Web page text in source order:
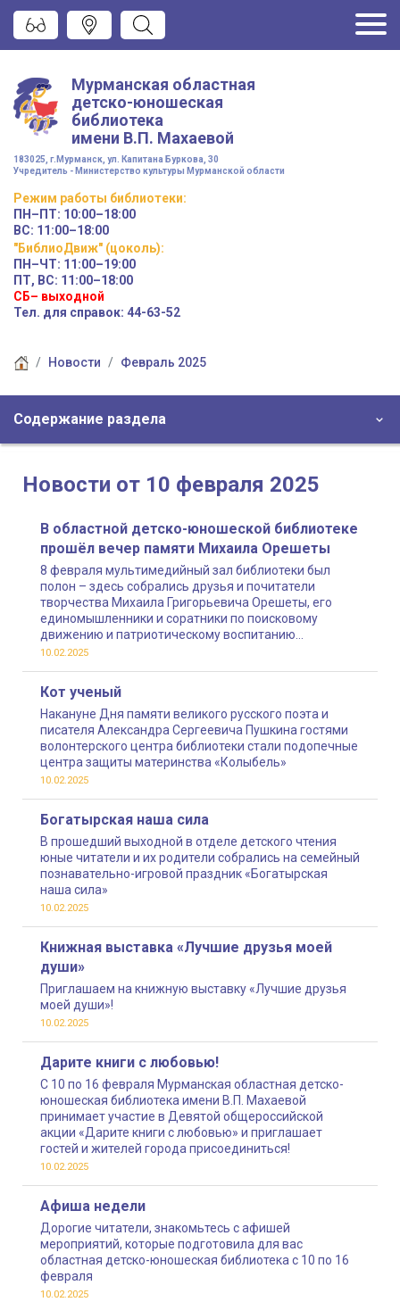
Мурманская областная
детско-юношеская
библиотека
имени В.П. Махаевой
183025, г.Мурманск, ул. Капитана Буркова, 30
Учредитель - Министерство культуры Мурманской области
Режим работы библиотеки:
ПН–ПТ: 10:00–18:00
ВС: 11:00–18:00
"БиблиоДвиж" (цоколь):
ПН–ЧТ: 11:00–19:00
ПТ, ВС: 11:00–18:00
СБ– выходной
Тел. для справок: 44-63-52
Новости Февраль 2025
Содержание раздела
Новости от 10 февраля 2025
В областной детско-юношеской библиотеке
прошёл вечер памяти Михаила Орешеты
8 февраля мультимедийный зал библиотеки был
полон – здесь собрались друзья и почитатели
творчества Михаила Григорьевича Орешеты, его
единомышленники и соратники по поисковому
движению и патриотическому воспитанию
молодежи
10.02.2025
Кот ученый
Накануне Дня памяти великого русского поэта и
писателя Александра Сергеевича Пушкина гостями
волонтерского центра библиотеки стали подопечные
центра защиты материнства «Колыбель»
10.02.2025
Богатырская наша сила
В прошедший выходной в отделе детского чтения
юные читатели и их родители собрались на семейный
познавательно-игровой праздник «Богатырская
наша сила»
10.02.2025
Книжная выставка «Лучшие друзья моей
души»
Приглашаем на книжную выставку «Лучшие друзья
моей души»!
10.02.2025
Дарите книги с любовью!
С 10 по 16 февраля Мурманская областная детско-
юношеская библиотека имени В.П. Махаевой
принимает участие в Девятой общероссийской
акции «Дарите книги с любовью» и приглашает
гостей и жителей города присоединиться!
10.02.2025
Афиша недели
Дорогие читатели, знакомьтесь с афишей
мероприятий, которые подготовила для вас
областная детско-юношеская библиотека с 10 по 16
февраля
10.02.2025